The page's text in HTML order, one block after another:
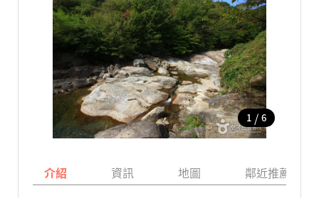
1 / 6
介紹 資訊 地圖 鄰近推薦景點